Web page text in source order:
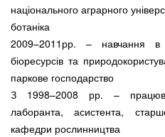
національного аграрного
ботаніка
2009–2011рр. – навчання в
біоресурсів та
паркове господарство
З 1998–2008 рр. –
лаборанта, асистента,
кафедри рослинництва